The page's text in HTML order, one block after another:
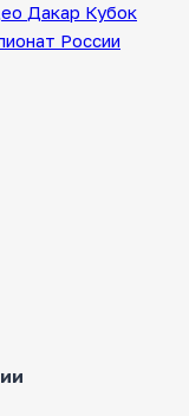
Дакар Кубок
России